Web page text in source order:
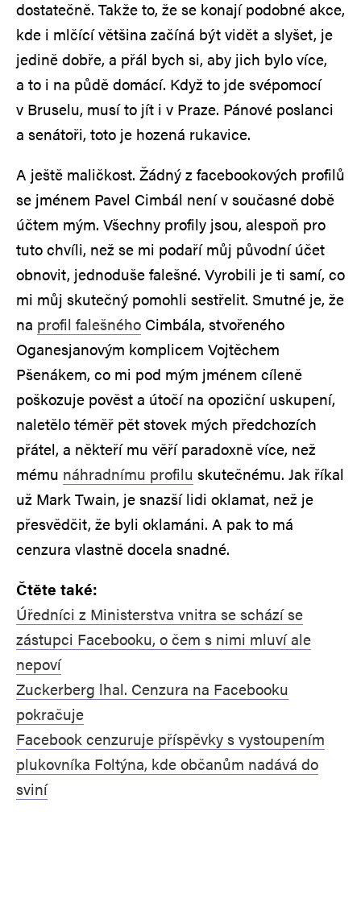
dostatečně. Takže to, že se konají podobné akce,
kde i mlčící většina začíná být vidět a slyšet, je
jedině dobře, a přál bych si, aby jich bylo více,
a to i na půdě domácí. Když to jde svépomocí
v Bruselu, musí to jít i v Praze. Pánové poslanci
a senátoři, toto je hozená rukavice.
A ještě maličkost. Žádný z facebookových profilů
se jménem Pavel Cimbál není v současné době
účtem mým. Všechny profily jsou, alespoň pro
tuto chvíli, než se mi podaří můj původní účet
obnovit, jednoduše falešné. Vyrobili je ti samí, co
mi můj skutečný pomohli sestřelit. Smutné je, že
na profil falešného Cimbála, stvořeného
Oganesjanovým komplicem Vojtěchem
Pšenákem, co mi pod mým jménem cíleně
poškozuje pověst a útočí na opoziční uskupení,
naletělo téměř pět stovek mých předchozích
přátel, a někteří mu věří paradoxně více, než
mému náhradnímu profilu skutečnému. Jak říkal
už Mark Twain, je snazší lidi oklamat, než je
přesvědčit, že byli oklamáni. A pak to má
cenzura vlastně docela snadné.
Čtěte také:
Úředníci z Ministerstva vnitra se schází se
zástupci Facebooku, o čem s nimi mluví ale
nepoví
Zuckerberg lhal. Cenzura na Facebooku
pokračuje
Facebook cenzuruje příspěvky s vystoupením
plukovníka Foltýna, kde občanům nadává do
sviní